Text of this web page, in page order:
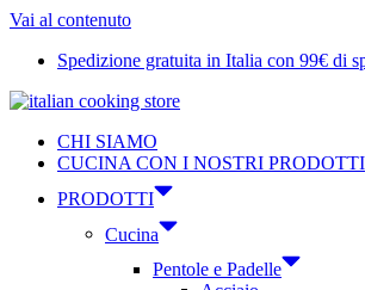
Vai al contenuto
Spedizione gratuita in Italia con 99€ di
CHI SIAMO
CUCINA CON I NOSTRI PRODOTTI
PRODOTTI
Cucina
Pentole e Padelle